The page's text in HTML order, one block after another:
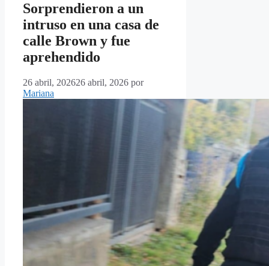
Sorprendieron a un
intruso en una casa de
calle Brown y fue
aprehendido
26 abril, 202626 abril, 2026 por
Mariana